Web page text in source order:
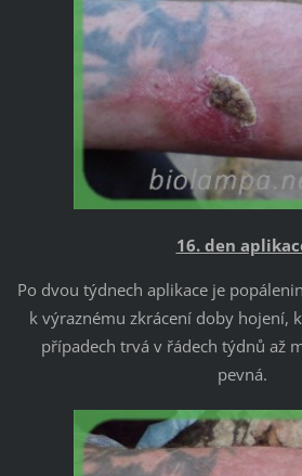
16. den
Po dvou týdnech aplikace je
k výraznému zkrácení doby hojení,
případech trvá v řádech týdnů až
pevná.